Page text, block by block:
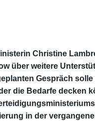
Christine
über weitere
Gespräch
die Bedarfe decken
in der